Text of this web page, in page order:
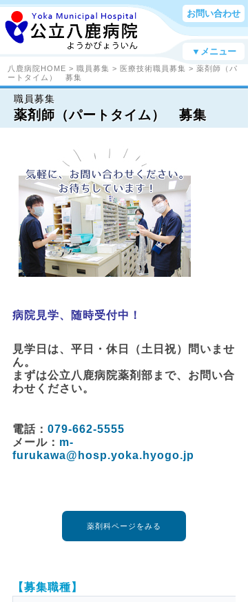
お問い合わせ
▼メニュー
八鹿病院HOME > 職員募集 > 医療技術職員募集 > 薬剤師（パ
ートタイム） 募集
職員募集
薬剤師（パートタイム） 募集
病院見学、随時受付中！
見学日は、平日・休日（土日祝）問いませ
ん。
まずは公立八鹿病院薬剤部まで、お問い合
わせください。
電話： 079-662-5555
メール： m-
furukawa@hosp.yoka.hyogo.jp
薬剤科ページをみる
【募集職種】